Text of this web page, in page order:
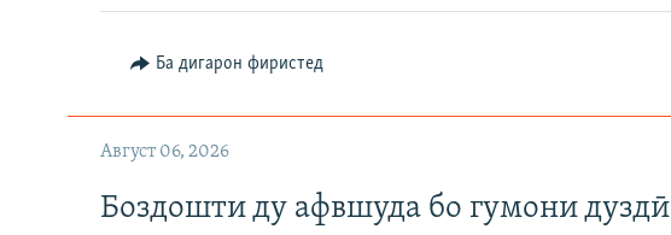
Ба дигарон фиристед
Август 06, 2026
Боздошти ду афвшуда бо гумони дуздӣ